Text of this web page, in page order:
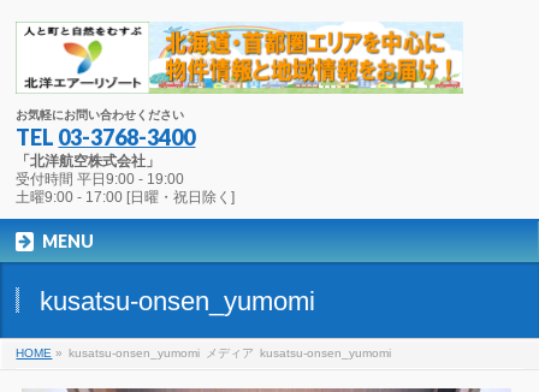
お気軽にお問い合わせください
TEL 03-3768-3400
「北洋航空株式会社」
受付時間 平日9:00 - 19:00
土曜9:00 - 17:00 [日曜・祝日除く]
MENU
kusatsu-onsen_yumomi
HOME » kusatsu-onsen_yumomi メディア kusatsu-onsen_yumomi